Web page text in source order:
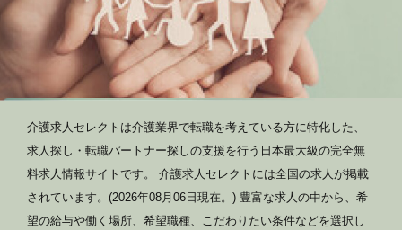
介護求人セレクトは介護業界で転職を考えている方に特化した、
求人探し・転職パートナー探しの支援を行う日本最大級の完全無
料求人情報サイトです。 介護求人セレクトには全国の求人が掲載
されています。(2026年08月06日現在。) 豊富な求人の中から、希
望の給与や働く場所、希望職種、こだわりたい条件などを選択し